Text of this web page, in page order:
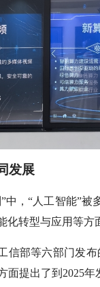
发展
中，“人工智能”被
化转型与应用等方
信部等六部门发
面提出了到2025